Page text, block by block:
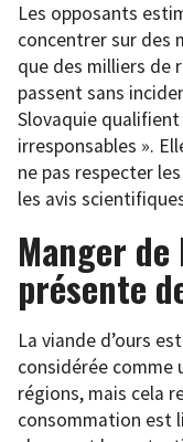
Les opposants
concentrer sur des
que des milliers de
passent sans
Slovaquie
irresponsables ».
ne pas respecter
les avis
Manger de
présente
La viande d’ours
considérée comme
régions, mais cela
consommation est